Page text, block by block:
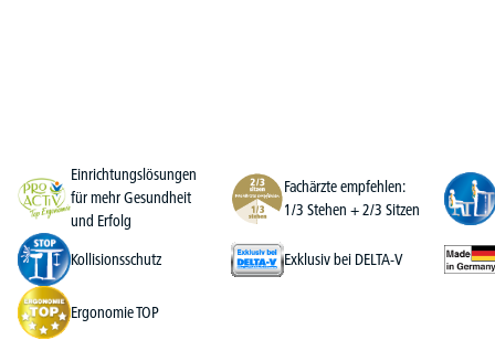
Einrichtungslösungen
für mehr Gesundheit
und Erfolg
Fachärzte empfehlen:
1/3 Stehen + 2/3 Sitzen
Kollisionsschutz Exklusiv bei DELTA-V
Ergonomie TOP